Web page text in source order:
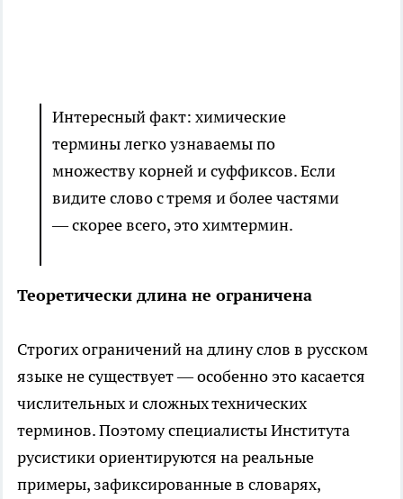
Интересный факт: химические
термины легко узнаваемы по
множеству корней и суффиксов. Если
видите слово с тремя и более частями
— скорее всего, это химтермин.
Теоретически длина не ограничена
Строгих ограничений на длину слов в русском
языке не существует — особенно это касается
числительных и сложных технических
терминов. Поэтому специалисты Института
русистики ориентируются на реальные
примеры, зафиксированные в словарях,